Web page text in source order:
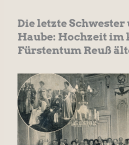
Die letzte
Haube: Hochzeit im
Fürstentum Reuß